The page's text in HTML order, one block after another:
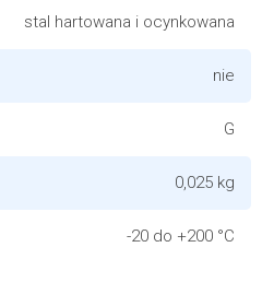
stal hartowana i ocynkowana
nie
G
0,025 kg
-20 do +200 °C